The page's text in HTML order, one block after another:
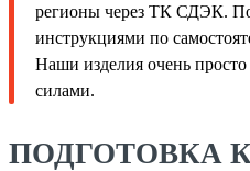
регионы через ТК СДЭК.
инструкциями по
Наши изделия очень
силами.
ПОДГОТОВКА